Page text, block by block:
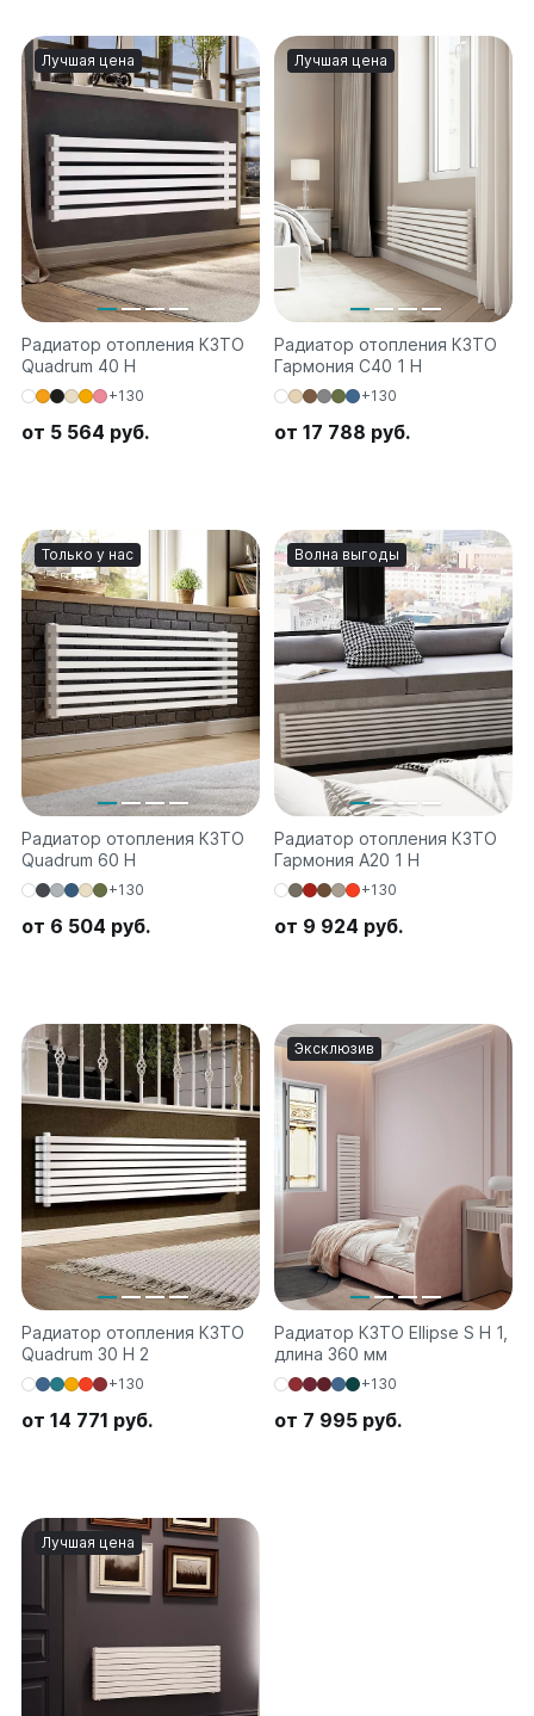
Лучшая цена
Радиатор отопления КЗТО
Quadrum 40 H
+130
от 5 564 руб.
Лучшая цена
Радиатор отопления КЗТО
Гармония С40 1 H
+130
от 17 788 руб.
Только у нас
Радиатор отопления КЗТО
Quadrum 60 H
+130
от 6 504 руб.
Волна выгоды
Радиатор отопления КЗТО
Гармония А20 1 H
+130
от 9 924 руб.
Радиатор отопления КЗТО
Quadrum 30 H 2
+130
от 14 771 руб.
Эксклюзив
Радиатор КЗТО Ellipse S H 1,
длина 360 мм
+130
от 7 995 руб.
Лучшая цена